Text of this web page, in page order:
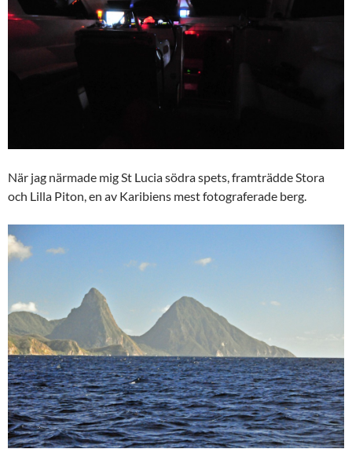
När jag närmade mig St Lucia södra spets, framträdde Stora
och Lilla Piton, en av Karibiens mest fotograferade berg.